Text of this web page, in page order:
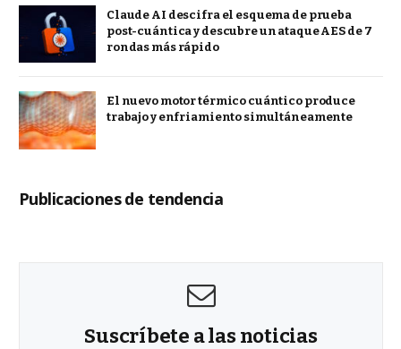
Claude AI descifra el esquema de prueba
post-cuántica y descubre un ataque AES de 7
rondas más rápido
El nuevo motor térmico cuántico produce
trabajo y enfriamiento simultáneamente
Publicaciones de tendencia
Suscríbete a las noticias